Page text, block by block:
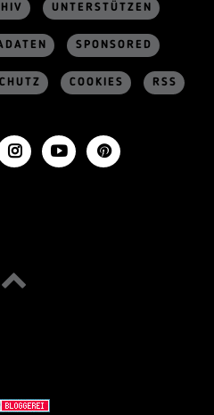
UNTERSTÜTZEN
SPONSORED
COOKIES RSS